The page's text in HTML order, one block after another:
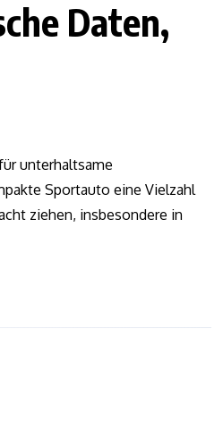
Daten,
unterhaltsame
Sportauto eine Vielzahl
ziehen, insbesondere in